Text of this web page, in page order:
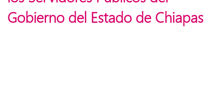
Gobierno del Estado de Chiapas